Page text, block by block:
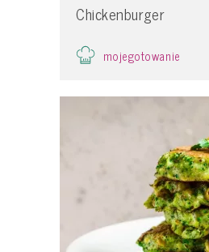
Chickenburger
mojegotowanie